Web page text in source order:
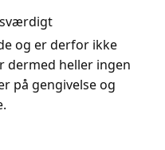
og er derfor ikke
dermed heller ingen
på gengivelse og